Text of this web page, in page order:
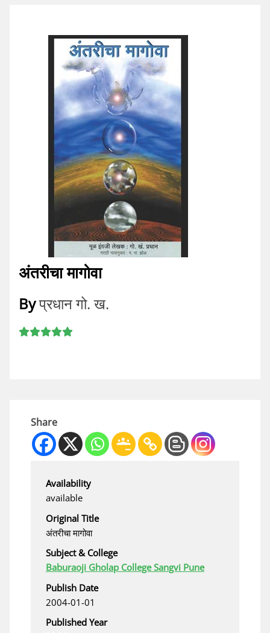
अंतरीचा मागोवा
Byप्रधान गो. ख.
Share
Availability
available
Original Title
अंतरीचा मागोवा
Subject & College
Baburaoji Gholap College Sangvi Pune
Publish Date
2004-01-01
Published Year